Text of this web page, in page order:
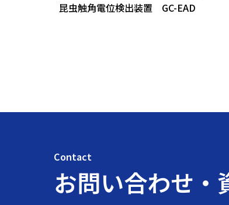
昆虫触角電位検出装置 GC-EAD
Contact
お問い合わせ・